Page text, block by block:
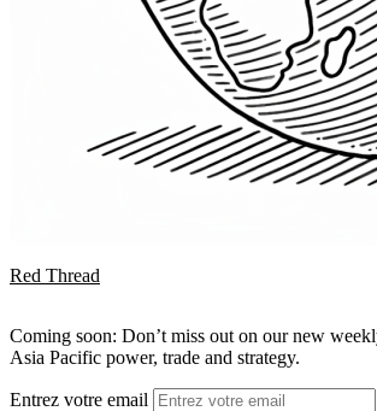
Red Thread
Coming soon: Don’t miss out on our new
Asia Pacific power, trade and strategy.
Entrez votre email